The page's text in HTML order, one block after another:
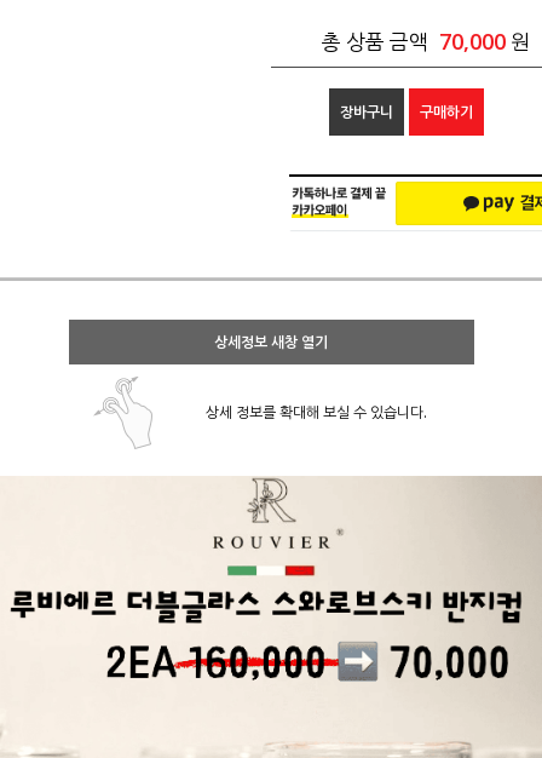
총 상품 금액 70,000 원
장바구니 구매하기
상세정보 새창 열기
상세 정보를 확대해 보실 수 있습니다.